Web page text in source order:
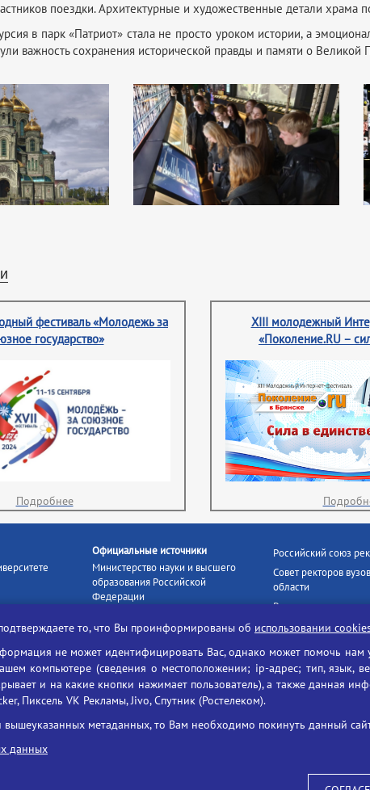
поездки. Архитектурные и художественные детали
в парк «Патриот» стала не просто уроком истории, а
важность сохранения исторической правды и памяти о Великой
фестиваль «Молодежь за
государство»
Подробнее
XIII молодежный
«Поколение.RU –
Официальные источники
Министерство науки и высшего
образования Российской
Федерации
Портал «Российское
образование»
Единое окно информационных
ресурсов
Единая коллекция цифровых
образовательных ресурсов
Российский союз
Совет ректоров
области
Росстудцентр
Наши партнёры
Портал «Русский
Учительская газета
Единый портал
то, что Вы проинформированы об использовании
не может идентифицировать Вас, однако может помочь нам
компьютере (сведения о местоположении; ip-адрес; тип, язык,
и на какие кнопки нажимает пользователь), а также данная
Пиксель VK Рекламы, Jivo, Спутник (Ростелеком).
метаданных, то Вам необходимо покинуть данный
данных